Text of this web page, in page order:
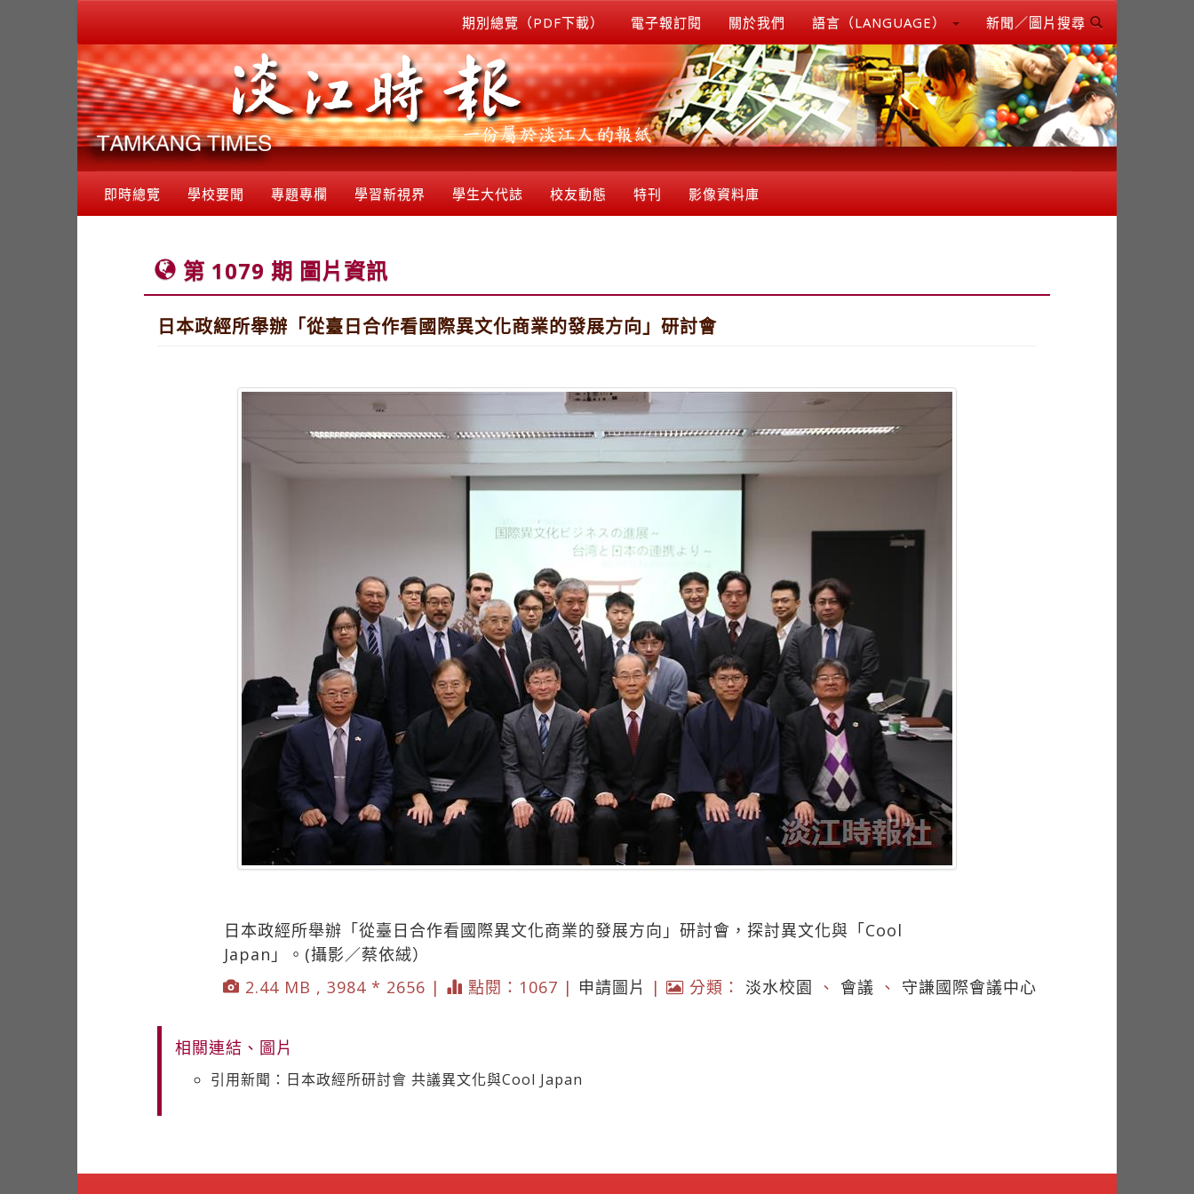
期別總覽（PDF下載） 電子報訂閱 關於我們 語言（LANGUAGE） 新聞／圖片搜尋
即時總覽 學校要聞 專題專欄 學習新視界 學生大代誌 校友動態 特刊 影像資料庫
第 1079 期 圖片資訊
日本政經所舉辦「從臺日合作看國際異文化商業的發展方向」研討會
日本政經所舉辦「從臺日合作看國際異文化商業的發展方向」研討會，探討異文化與「Cool
Japan」。(攝影／蔡依絨）
2.44 MB , 3984 * 2656 |
點閱：1067 | 申請圖片 | 分類： 淡水校園 、 會議 、 守謙國際會議中心
相關連結、圖片
引用新聞：日本政經所研討會 共議異文化與Cool Japan